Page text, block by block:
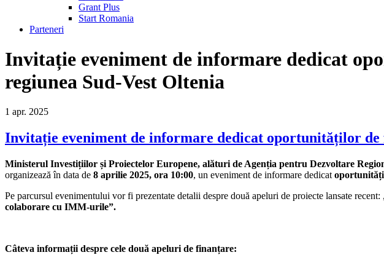
Grant Plus
Start Romania
Parteneri
Invitație eveniment de informare dedicat
regiunea Sud-Vest Oltenia
1 apr. 2025
Invitație eveniment de informare dedicat oportunităților
Ministerul Investițiilor și Proiectelor Europene, alături de Agenția pentru Dezvoltare
organizează în data de 8 aprilie 2025, ora 10:00, un eveniment de informare dedicat
Pe parcursul evenimentului vor fi prezentate detalii despre două apeluri de proiecte lansate recent:
colaborare cu IMM-urile”.
Câteva informații despre cele două apeluri de finanțare: